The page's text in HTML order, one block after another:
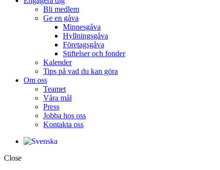
Bli medlem
Ge en gåva
Minnesgåva
Hyllningsgåva
Företagsgåva
Stiftelser och fonder
Kalender
Tips på vad du kan göra
Om oss
Teamet
Våra mål​
Press
Jobba hos oss
Kontakta oss
Close